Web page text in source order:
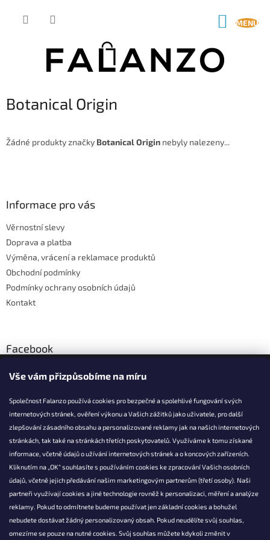
Vše vám přizpůsobíme na míru
Společnost Falanzo používá cookies pro bezpečné a spolehlivé fungování svých
internetových stránek, ověření výkonu a Vašich zážitků jako uživatele, pro další
zlepšování zásadního obsahu a personalizované reklamy jak na našich internetových
stránkách, tak také na stránkách třetích poskytovatelů. Využíváme k tomu získané
informace, včetně údajů o užívání internetových stránek a o koncových zařízeních.
Kliknutím na „OK“ souhlasíte s používáním cookies ke zpracování Vašich osobních
údajů, včetně jejich předávání našim marketingovým partnerům (třetí osoby). Naši
partneři využívají cookies a jiné technologie rovněž k personalizaci, měření a analýze
reklamy. Pokud to odmítnete budeme používat jen základní cookies a bohužel
nebudete dostávat žádný personalizovaný obsah. Pokud neudělíte svůj souhlas,
omezíme se pouze na nutné cookies. Svůj souhlas můžete kdykoli změnit v
Botanical Origin
Žádné produkty značky Botanical Origin nebyly nalezeny...
Informace pro vás
Věrnostní slevy
Doprava a platba
Výměna, vrácení a reklamace produktů
Obchodní podmínky
Podmínky ochrany osobních údajů
Kontakt
Facebook
KONTAKT
info@falanzo.cz
Falanzo.cz
FalanzoCZ